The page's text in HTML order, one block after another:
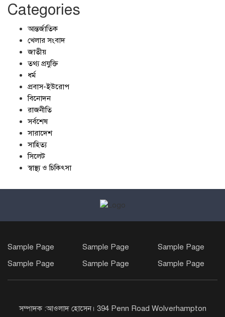
Categories
আন্তর্জাতিক
খেলার সংবাদ
জাতীয়
তথ্য প্রযুক্তি
ধর্ম
প্রবাস-ইউরোপ
বিনোদন
রাজনীতি
সর্বশেষ
সারাদেশ
সাহিত্য
সিলেট
স্বাস্থ্য ও চিকিৎসা
Sample Page Sample Page
Sample Page
Sample Page
Sample Page Sample Page
সম্পাদক :আওলাদ হোসেন। 394 Penn Road Wolverhampton